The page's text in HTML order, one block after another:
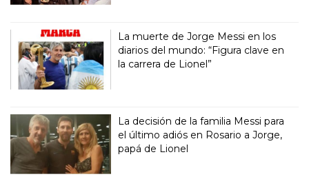
La muerte de Jorge Messi en los
diarios del mundo: “Figura clave en
la carrera de Lionel”
La decisión de la familia Messi para
el último adiós en Rosario a Jorge,
papá de Lionel